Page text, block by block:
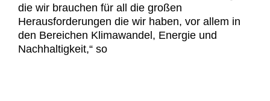
die wir brauchen für all die großen
Herausforderungen die wir haben, vor allem in
den Bereichen Klimawandel, Energie und
Nachhaltigkeit,“ so